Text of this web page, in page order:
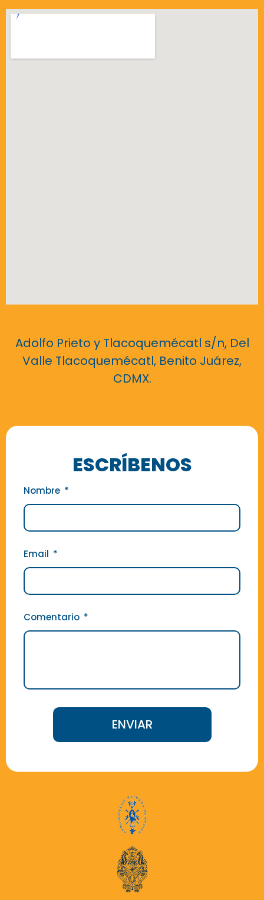
Adolfo Prieto y Tlacoquemécatl s/n, Del
Valle Tlacoquemécatl, Benito Juárez,
CDMX.
ESCRÍBENOS
Nombre
Email
Comentario
ENVIAR